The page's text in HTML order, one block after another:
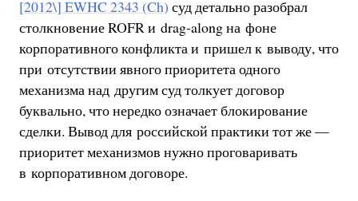
[2012\] EWHC 2343 (Ch) суд детально разобрал
столкновение ROFR и drag-along на фоне
корпоративного конфликта и пришел к выводу, что
при отсутствии явного приоритета одного
механизма над другим суд толкует договор
буквально, что нередко означает блокирование
сделки. Вывод для российской практики тот же —
приоритет механизмов нужно проговаривать
в корпоративном договоре.